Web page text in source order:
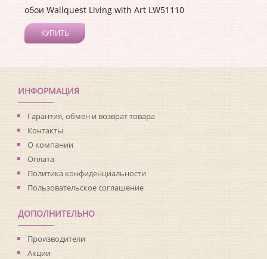
обои Wallquest Living with Art LW51110
КУПИТЬ
Длина рулона:
8.23
Ширина рулона: 0.68
Материал покрытия:Виниловое
Страна:США
Материал основы:
Флизелин
Раппорт:<>
ИНФОРМАЦИЯ
Гарантия, обмен и возврат товара
Контакты
О компании
Оплата
Политика конфиденциальности
Пользовательское соглашение
ДОПОЛНИТЕЛЬНО
Производители
Акции